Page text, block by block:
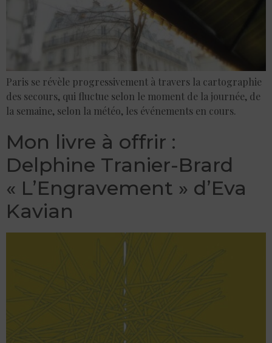
Paris se révèle progressivement à travers la cartographie
des secours, qui fluctue selon le moment de la journée, de
la semaine, selon la météo, les événements en cours.
Mon livre à offrir :
Delphine Tranier-Brard
« L’Engravement » d’Eva
Kavian